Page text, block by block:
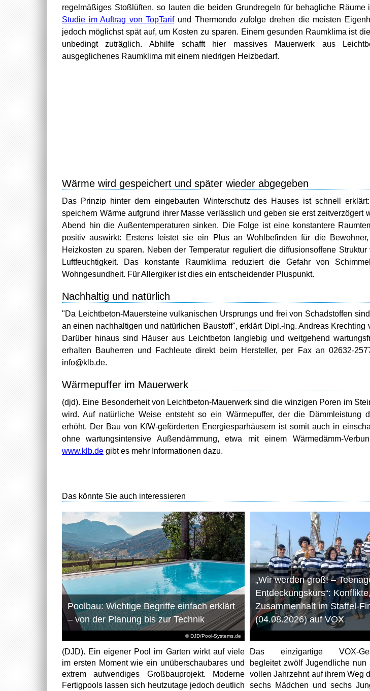
regelmäßiges Stoßlüften, so lauten die beiden Grundregeln für behagliche Räume
Studie im Auftrag von TopTarifund Thermondo zufolge drehen die meisten
jedoch möglichst spät auf, um Kosten zu sparen. Einem gesunden Raumklima ist
unbedingt zuträglich. Abhilfe schafft hier massives Mauerwerk aus
ausgeglichenes Raumklima mit einem niedrigen Heizbedarf.
Wärme wird gespeichert und später wieder abgegeben
Das Prinzip hinter dem eingebauten Winterschutz des Hauses ist schnell
speichern Wärme aufgrund ihrer Masse verlässlich und geben sie erst zeitverzögert
Abend hin die Außentemperaturen sinken. Die Folge ist eine konstantere
positiv auswirkt: Erstens leistet sie ein Plus an Wohlbefinden für die
Heizkosten zu sparen. Neben der Temperatur reguliert die diffusionsoffene
Luftfeuchtigkeit. Das konstante Raumklima reduziert die Gefahr von
Wohngesundheit. Für Allergiker ist dies ein entscheidender Pluspunkt.
Nachhaltig und natürlich
"Da Leichtbeton-Mauersteine vulkanischen Ursprungs und frei von Schadstoffen
an einen nachhaltigen und natürlichen Baustoff", erklärt Dipl.-Ing. Andreas Krechting
Darüber hinaus sind Häuser aus Leichtbeton langlebig und weitgehend
erhalten Bauherren und Fachleute direkt beim Hersteller, per Fax an 02632-
info@klb.de.
Wärmepuffer im Mauerwerk
(djd). Eine Besonderheit von Leichtbeton-Mauerwerk sind die winzigen Poren im
wird. Auf natürliche Weise entsteht so ein Wärmepuffer, der die Dämmleistung
erhöht. Der Bau von KfW-geförderten Energiesparhäusern ist somit auch in
ohne wartungsintensive Außendämmung, etwa mit einem Wärmedämm-
www.klb.de gibt es mehr Informationen dazu.
Das könnte Sie auch interessieren
© DJD/Pool-Systems.de
Poolbau: Wichtige Begriffe einfach erklärt
– von der Planung bis zur Technik
(DJD). Ein eigener Pool im Garten wirkt auf viele
im ersten Moment wie ein unüberschaubares und
extrem aufwendiges Großbauprojekt. Moderne
Fertigpools lassen sich heutzutage jedoch deutlich
„Wir werden groß! –
Entdeckungskurs“:
Zusammenhalt im Staffel-
(04.08.2026) auf VOX
Das einzigartige VOX-
begleitet zwölf Jugendliche
vollen Jahrzehnt auf ihrem Weg
sechs Mädchen und sechs